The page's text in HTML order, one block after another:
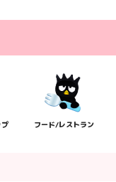
フード/レストラン